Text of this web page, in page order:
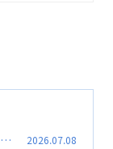
2026.07.08